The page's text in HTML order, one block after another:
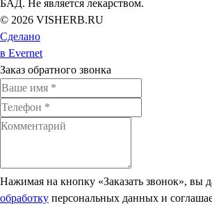
БАД. Не является лекарством.
© 2026 VISHERB.RU
Сделано
в Evernet
Заказ обратного звонка
Нажимая на кнопку «Заказать звонок», вы
обработку персональных данных и